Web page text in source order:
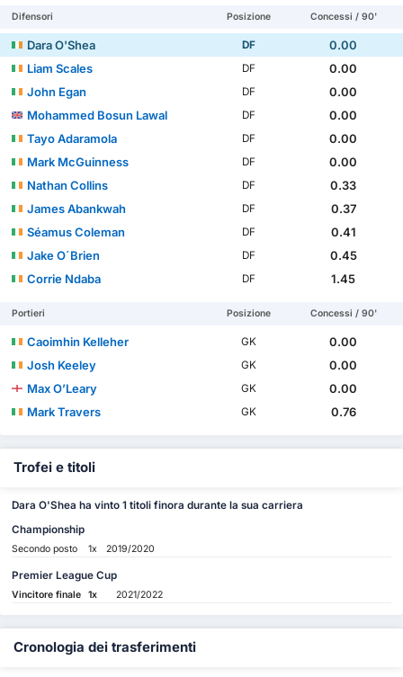
Difensori Posizione Concessi / 90'
Dara O'Shea DF
0.00
Liam Scales
DF
0.00
John Egan
DF
0.00
Mohammed Bosun Lawal
DF
0.00
Tayo Adaramola
DF
0.00
Mark McGuinness
DF
0.00
Nathan Collins
DF
0.33
James Abankwah
DF
0.37
Séamus Coleman
DF
0.41
Jake O´Brien
DF
0.45
Corrie Ndaba
DF 1.45
Portieri Posizione Concessi / 90'
Caoimhin Kelleher GK
0.00
Josh Keeley
GK
0.00
Max O’Leary
GK
0.00
Mark Travers
GK 0.76
Trofei e titoli
Dara O'Shea ha vinto 1 titoli finora durante la sua carriera
Championship
Secondo posto 1x 2019/2020
Premier League Cup
Vincitore finale 1x 2021/2022
Cronologia dei trasferimenti